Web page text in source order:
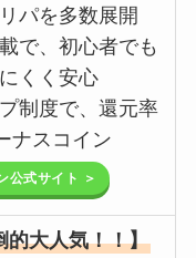
パを多数展開
で、初心者でも
くく安心
制度で、還元率
ナスコイン
公式サイト ＞
的大人気！！】